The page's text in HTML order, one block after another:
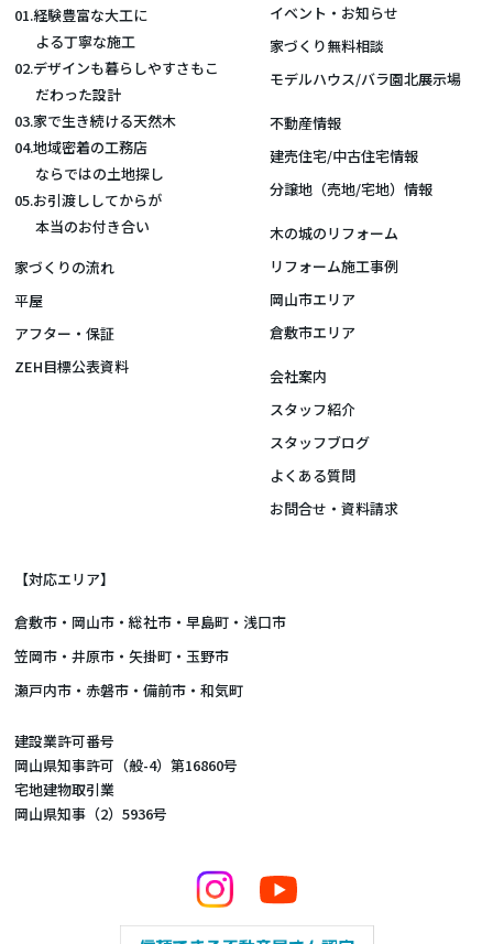
01.経験豊富な大工に
よる丁寧な施工
02.デザインも暮らしやすさもこ
だわった設計
03.家で生き続ける天然木
04.地域密着の工務店
ならではの土地探し
05.お引渡ししてからが
本当のお付き合い
家づくりの流れ
平屋
アフター・保証
ZEH目標公表資料
イベント・お知らせ
家づくり無料相談
モデルハウス/バラ園北展示場
不動産情報
建売住宅/中古住宅情報
分譲地（売地/宅地）情報
木の城のリフォーム
リフォーム施工事例
岡山市エリア
倉敷市エリア
会社案内
スタッフ紹介
スタッフブログ
よくある質問
お問合せ・資料請求
【対応エリア】
倉敷市 ・ 岡山市 ・総社市・早島町・浅口市
笠岡市・井原市・矢掛町・玉野市
瀬戸内市・赤磐市・備前市・和気町
建設業許可番号
岡山県知事許可（般-4）第16860号
宅地建物取引業
岡山県知事（2）5936号